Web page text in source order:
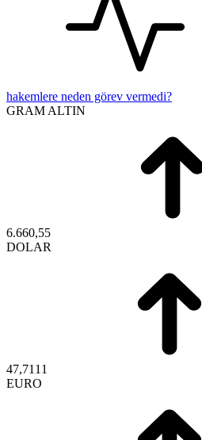
hakemlere neden görev vermedi?
GRAM ALTIN
6.660,55
DOLAR
47,7111
EURO